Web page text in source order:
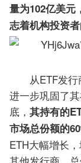
量为102亿美元
志着机构投资
从ETF发
进一步巩固了
底， 其持有的
市场总份额的
ETH大幅增长